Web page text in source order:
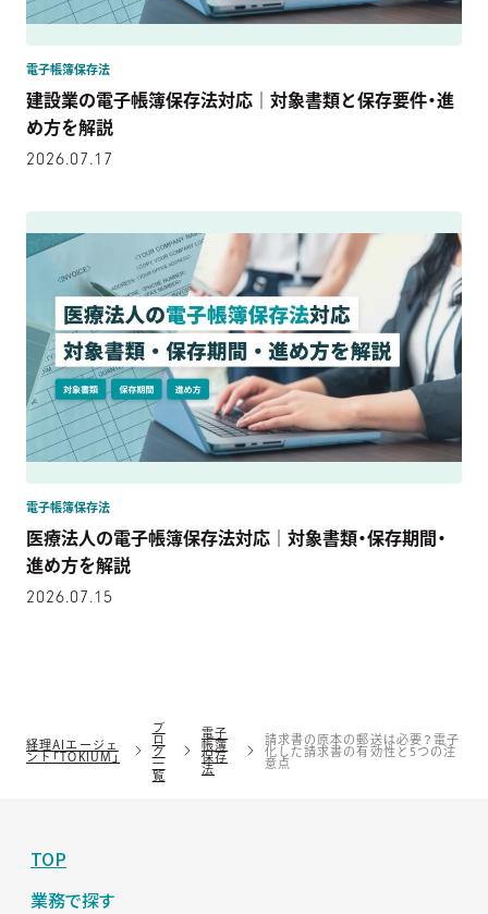
電子帳簿保存法
建設業の電子帳簿保存法対応｜対象書類と保存要件・進
め方を解説
2026.07.17
電子帳簿保存法
医療法人の電子帳簿保存法対応｜対象書類・保存期間・
進め方を解説
2026.07.15
経理AIエージェ
ント「TOKIUM」
ブ
ロ
グ
一
覧
電子
帳簿
保存
法
請求書の原本の郵送は必要？電子
化した請求書の有効性と5つの注
意点
TOP
業務で探す